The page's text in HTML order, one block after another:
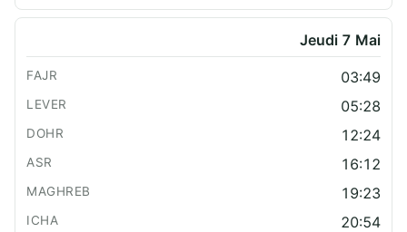
Jeudi 7 Mai
03:49
05:28
12:24
16:12
19:23
20:54